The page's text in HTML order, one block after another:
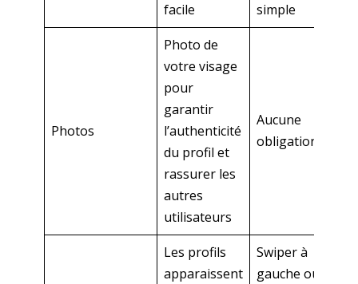
facile
simple
Photos
Photo de
votre visage
pour
garantir
l’authenticité
du profil et
rassurer les
autres
utilisateurs
Aucune
obligation
Les profils
apparaissent
Swiper à
gauche ou à